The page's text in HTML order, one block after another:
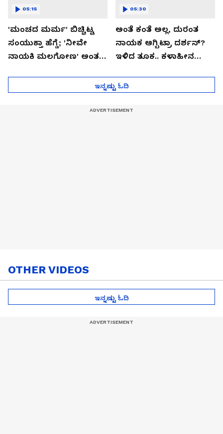
'ಮಂಚದ ಮರ್ಮ' ಬಿಚ್ಚಿಟ್ಟ
ಸಂಯುಕ್ತಾ ಹೆಗ್ಡೆ; 'ನೀವೇ
ನಾಯಕಿ ಮಲಗೋಣ' ಅಂತ
05:15
ಅಂತೆ ಕಂತೆ ಅಲ್ಲ, ದುರಂತ
ನಾಯಕ ಆಗ್ಬಿಟ್ರಾ ದರ್ಶನ್?
ಇಳಿದ ತೂಕ.. ಕಳಾಹೀನ
05:30
ಇನ್ನಷ್ಟು ಓದಿ
OTHER VIDEOS
ಇನ್ನಷ್ಟು ಓದಿ